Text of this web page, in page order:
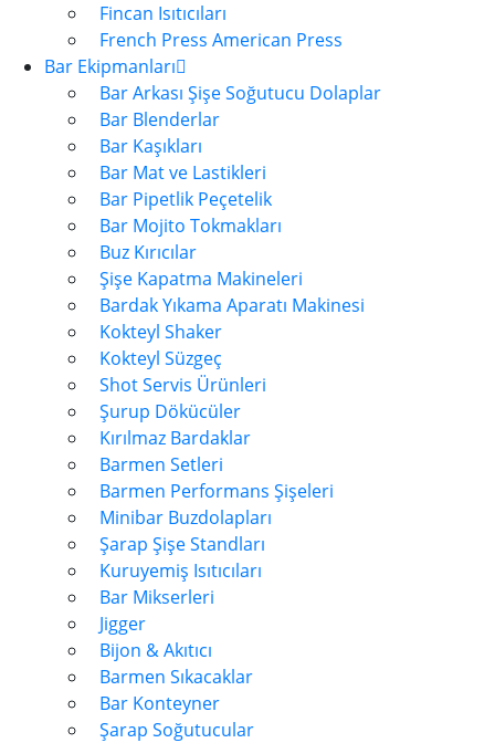
Fincan Isıtıcıları
French Press American Press
Bar Ekipmanları
Bar Arkası Şişe Soğutucu Dolaplar
Bar Blenderlar
Bar Kaşıkları
Bar Mat ve Lastikleri
Bar Pipetlik Peçetelik
Bar Mojito Tokmakları
Buz Kırıcılar
Şişe Kapatma Makineleri
Bardak Yıkama Aparatı Makinesi
Kokteyl Shaker
Kokteyl Süzgeç
Shot Servis Ürünleri
Şurup Dökücüler
Kırılmaz Bardaklar
Barmen Setleri
Barmen Performans Şişeleri
Minibar Buzdolapları
Şarap Şişe Standları
Kuruyemiş Isıtıcıları
Bar Mikserleri
Jigger
Bijon & Akıtıcı
Barmen Sıkacaklar
Bar Konteyner
Şarap Soğutucular